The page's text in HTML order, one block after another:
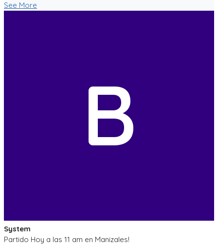
See More
B
System
Partido Hoy a las 11 am en Manizales!